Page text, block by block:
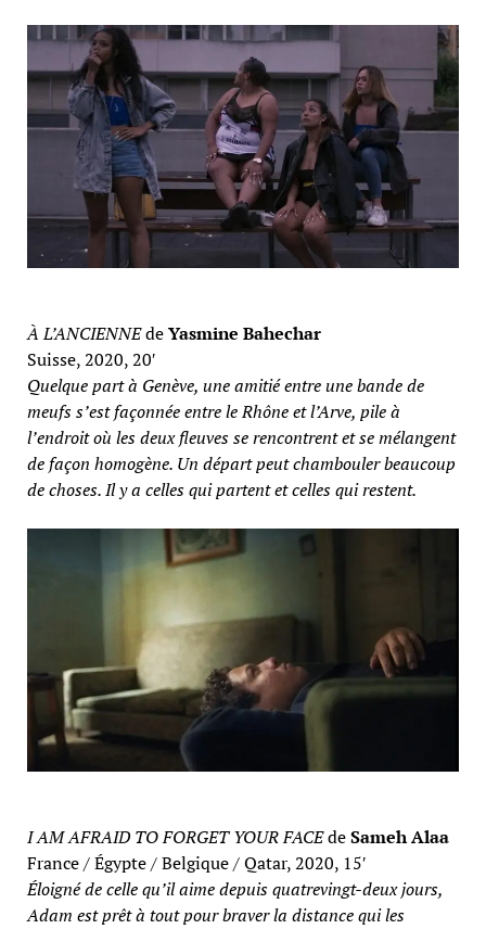
À L’ANCIENNEdeYasmine Bahechar
Suisse, 2020, 20′
Quelque part à Genève, une amitié entre une bande de
meufs s’est façonnée entre le Rhône et l’Arve, pile à
l’endroit où les deux fleuves se rencontrent et se mélangent
de façon homogène. Un départ peut chambouler beaucoup
de choses. Il y a celles qui partent et celles qui restent.
I AM AFRAID TO FORGET YOUR FACEdeSameh Alaa
France / Égypte / Belgique / Qatar, 2020, 15′
Éloigné de celle qu’il aime depuis quatrevingt-deux jours,
Adam est prêt à tout pour braver la distance qui les